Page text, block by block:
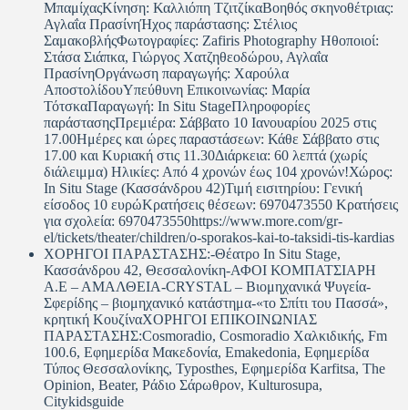
ΜπαμίχαςΚίνηση: Καλλιόπη ΤζιτζίκαΒοηθός σκηνοθέτριας:
Αγλαΐα ΠρασίνηΉχος παράστασης: Στέλιος
ΣαμακοβλήςΦωτογραφίες: Zafiris Photography Ηθοποιοί:
Στάσα Σιάπκα, Γιώργος Χατζηθεοδώρου, Αγλαΐα
ΠρασίνηΟργάνωση παραγωγής: Χαρούλα
ΑποστολίδουΥπεύθυνη Επικοινωνίας: Μαρία
ΤότσκαΠαραγωγή: In Situ StageΠληροφορίες
παράστασηςΠρεμιέρα: Σάββατο 10 Ιανουαρίου 2025 στις
17.00Ημέρες και ώρες παραστάσεων: Κάθε Σάββατο στις
17.00 και Κυριακή στις 11.30Διάρκεια: 60 λεπτά (χωρίς
διάλειμμα) Ηλικίες: Από 4 χρονών έως 104 χρονών!Χώρος:
In Situ Stage (Κασσάνδρου 42)Τιμή εισιτηρίου: Γενική
είσοδος 10 ευρώΚρατήσεις θέσεων: 6970473550 Κρατήσεις
για σχολεία: 6970473550https://www.more.com/gr-
el/tickets/theater/children/o-sporakos-kai-to-taksidi-tis-kardias
ΧΟΡΗΓΟΙ ΠΑΡΑΣΤΑΣΗΣ:-Θέατρο In Situ Stage,
Κασσάνδρου 42, Θεσσαλονίκη-ΑΦΟΙ ΚΟΜΠΑΤΣΙΑΡΗ
Α.Ε – ΑΜΑΛΘΕΙΑ-CRYSTAL – Βιομηχανικά Ψυγεία-
Σφερίδης – βιομηχανικό κατάστημα-«το Σπίτι του Πασσά»,
κρητική ΚουζίναΧΟΡΗΓΟΙ ΕΠΙΚΟΙΝΩΝΙΑΣ
ΠΑΡΑΣΤΑΣΗΣ:Cosmoradio, Cosmoradio Χαλκιδικής, Fm
100.6, Εφημερίδα Μακεδονία, Emakedonia, Εφημερίδα
Τύπος Θεσσαλονίκης, Typosthes, Εφημερίδα Karfitsa, The
Opinion, Beater, Ράδιο Σάρωθρον, Kulturosupa,
Citykidsguide